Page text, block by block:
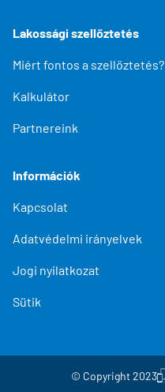
Lakossági szellőztetés
Miért fontos a szellőztetés?
Kalkulátor
Partnereink
Információk
Kapcsolat
Adatvédelmi irányelvek
Jogi nyilatkozat
Sütik
© Copyright 2023